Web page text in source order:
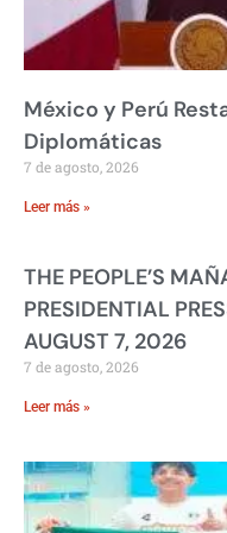
México y Perú
Diplomáticas
7 de agosto, 2026
Leer más »
THE PEOPLE’S
PRESIDENTIAL
AUGUST 7, 2026
7 de agosto, 2026
Leer más »